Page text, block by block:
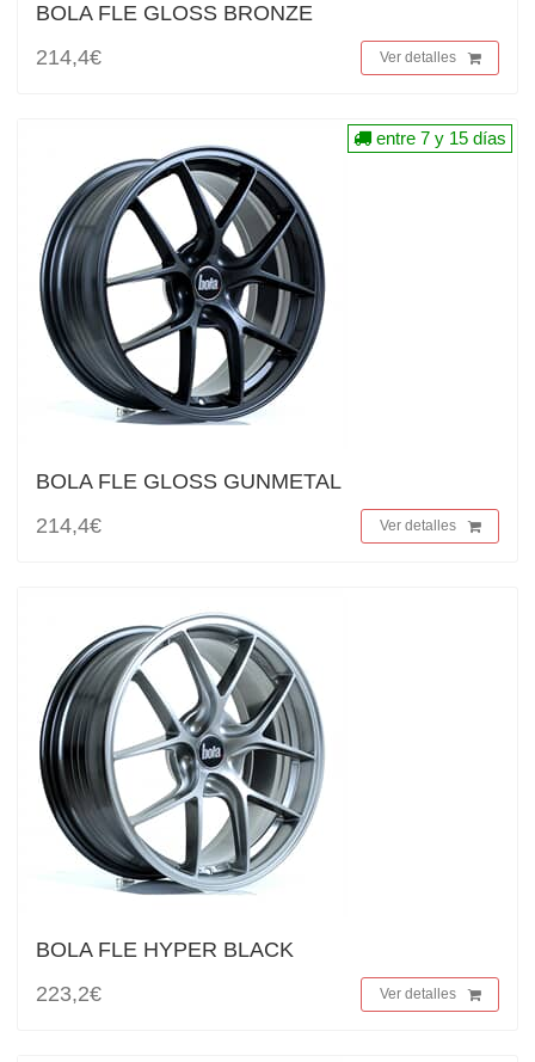
BOLA FLE GLOSS BRONZE
214,4€
Ver detalles
BOLA FLE GLOSS GUNMETAL
214,4€
Ver detalles
entre 7 y 15 días
BOLA FLE HYPER BLACK
223,2€
Ver detalles